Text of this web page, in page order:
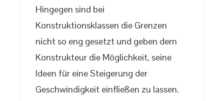
Hingegen sind bei
Konstruktionsklassen die Grenzen
nicht so eng gesetzt und geben dem
Konstrukteur die Möglichkeit, seine
Ideen für eine Steigerung der
Geschwindigkeit einfließen zu lassen.